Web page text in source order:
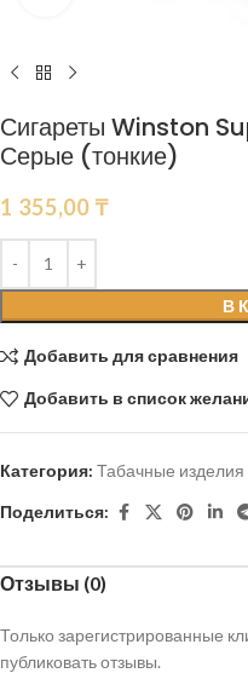
Сигареты Winston
Серые (тонкие)
1 355,00 ₸
В
Добавить для сравнения
Добавить в список
Категория: Табачные изделия
Поделиться:
Отзывы (0)
Только зарегистрированные
публиковать отзывы.